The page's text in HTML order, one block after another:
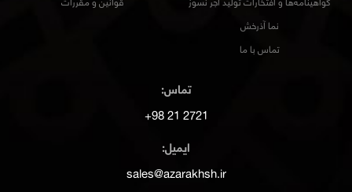
نما آذرخش
تماس با ما
تماس:
2721 21 98+
ایمیل:
sales@azarakhsh.ir